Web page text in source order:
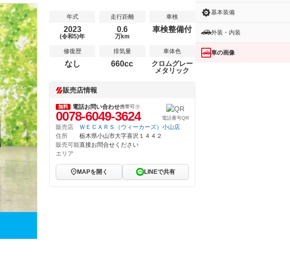
年式
2023
(令和5)年
走行距離
0.6
万km
車検
車検整備付
修復歴
なし
排気量
660cc
車体色
クロムグレー
メタリック
販売店情報
無料 電話お問い合わせ携帯可
0078-6049-3624 電話番号QR
販売店
ＷＥＣＡＲＳ（ウィーカーズ）小山店
住所
栃木県小山市大字喜沢１４４２
販売可能
エリア
直接お問合せください
MAPを開く LINEで共有
基本装備
外装・内装
車の画像